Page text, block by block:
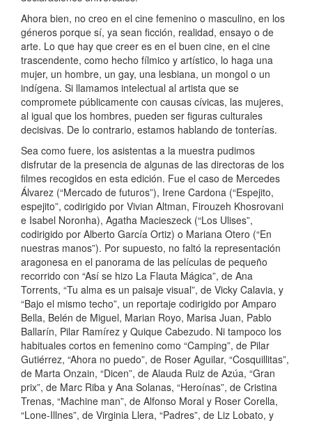
Ahora bien, no creo en el cine femenino o masculino, en los
géneros porque sí, ya sean ficción, realidad, ensayo o de
arte. Lo que hay que creer es en el buen cine, en el cine
trascendente, como hecho fílmico y artístico, lo haga una
mujer, un hombre, un gay, una lesbiana, un mongol o un
indígena. Si llamamos intelectual al artista que se
compromete públicamente con causas cívicas, las mujeres,
al igual que los hombres, pueden ser figuras culturales
decisivas. De lo contrario, estamos hablando de tonterías.
Sea como fuere, los asistentas a la muestra pudimos
disfrutar de la presencia de algunas de las directoras de los
filmes recogidos en esta edición. Fue el caso de Mercedes
Álvarez (“Mercado de futuros”), Irene Cardona (“Espejito,
espejito”, codirigido por Vivian Altman, Firouzeh Khosrovani
e Isabel Noronha), Agatha Macieszeck (“Los Ulises”,
codirigido por Alberto García Ortiz) o Mariana Otero (“En
nuestras manos”). Por supuesto, no faltó la representación
aragonesa en el panorama de las películas de pequeño
recorrido con “Así se hizo La Flauta Mágica”, de Ana
Torrents, “Tu alma es un paisaje visual”, de Vicky Calavia, y
“Bajo el mismo techo”, un reportaje codirigido por Amparo
Bella, Belén de Miguel, Marian Royo, Marisa Juan, Pablo
Ballarín, Pilar Ramírez y Quique Cabezudo. Ni tampoco los
habituales cortos en femenino como “Camping”, de Pilar
Gutiérrez, “Ahora no puedo”, de Roser Aguilar, “Cosquillitas”,
de Marta Onzain, “Dicen”, de Alauda Ruiz de Azúa, “Gran
prix”, de Marc Riba y Ana Solanas, “Heroínas”, de Cristina
Trenas, “Machine man”, de Alfonso Moral y Roser Corella,
“Lone-Illnes”, de Virginia Llera, “Padres”, de Liz Lobato, y